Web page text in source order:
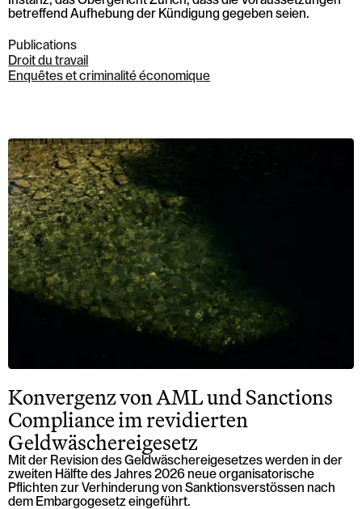
betreffend Aufhebung der Kündigung gegeben seien.
Publications
Droit du travail
Enquêtes et criminalité économique
Konvergenz von AML und Sanctions
Compliance im revidierten
Geldwäschereigesetz
Mit der Revision des Geldwäschereigesetzes werden in der
zweiten Hälfte des Jahres 2026 neue organisatorische
Pflichten zur Verhinderung von Sanktionsverstössen nach
dem Embargogesetz eingeführt.